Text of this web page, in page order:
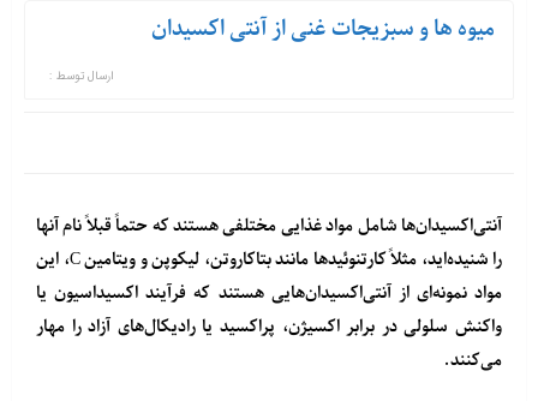
میوه ها و سبزیجات غنی از آنتی اکسیدان
ارسال توسط :
آنتی‌اکسیدان‌ها شامل مواد غذایی مختلفی هستند که حتماً قبلاً نام آنها
را شنیده‌اید، مثلاً کارتنوئیدها مانند بتاکاروتن، لیکوپن و ویتامین C، این
مواد نمونه‌ای از آنتی‌اکسیدان‌هایی هستند که فرآیند اکسیداسیون یا
واکنش سلولی در برابر اکسیژن، پراکسید یا رادیکال‌های آزاد را مهار
می‌کنند.